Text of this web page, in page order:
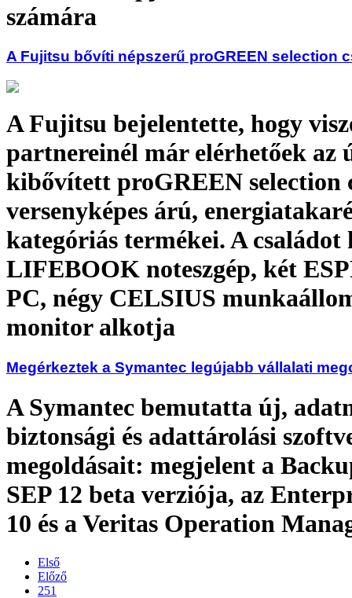
számára
A Fujitsu bővíti népszerű proGREEN selection
A Fujitsu bejelentette, hogy
partnereinél már elérhetőek az
kibővített proGREEN selection
versenyképes árú,
kategóriás termékei. A családot
LIFEBOOK noteszgép, két
PC, négy CELSIUS
monitor alkotja
Megérkeztek a Symantec legújabb vállalati
A Symantec bemutatta új,
biztonsági és adattárolási
megoldásait: megjelent a
SEP 12 beta verziója, az
10 és a Veritas Operation
Első
Előző
251